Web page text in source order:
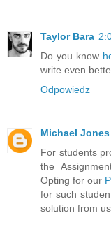
Taylor Bara
Do you know
write even
Odpowiedz
Michael Jones
For students
the
Opting for our
for such
solution from us.